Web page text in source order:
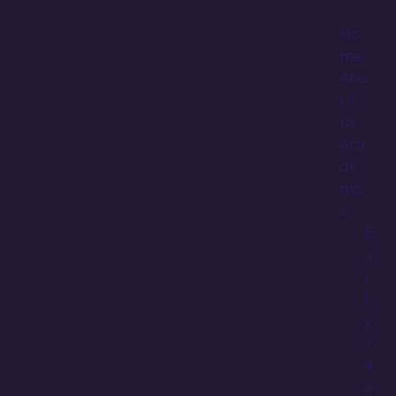
Ho
me
Abo
ut
us
Aca
de
mic
s
E
a
r
y
Y
e
a